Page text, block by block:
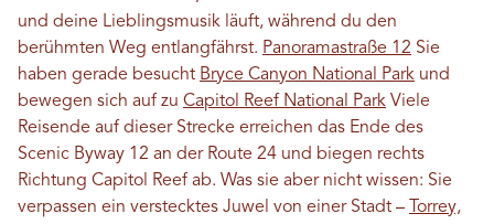
und deine Lieblingsmusik läuft, während du den
berühmten Weg entlangfährst. Panoramastraße 12 Sie
haben gerade besucht Bryce Canyon National Park und
bewegen sich auf zu Capitol Reef National Park Viele
Reisende auf dieser Strecke erreichen das Ende des
Scenic Byway 12 an der Route 24 und biegen rechts
Richtung Capitol Reef ab. Was sie aber nicht wissen: Sie
verpassen ein verstecktes Juwel von einer Stadt –
Torrey,